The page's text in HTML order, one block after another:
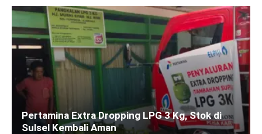
Pertamina Extra Dropping LPG 3 Kg, Stok di
Sulsel Kembali Aman